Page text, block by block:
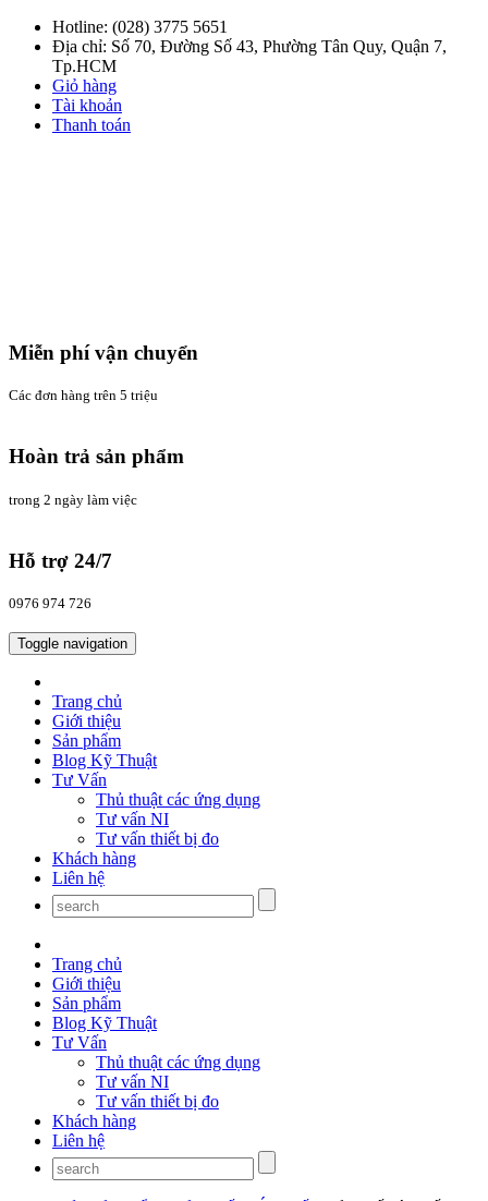
Hotline: (028) 3775 5651
Địa chỉ: Số 70, Đường Số 43, Phường Tân Quy, Quận 7,
Tp.HCM
Giỏ hàng
Tài khoản
Thanh toán
Miễn phí vận chuyển
Các đơn hàng trên 5 triệu
Hoàn trả sản phẩm
trong 2 ngày làm việc
Hỗ trợ 24/7
0976 974 726
Toggle navigation
Trang chủ
Giới thiệu
Sản phẩm
Blog Kỹ Thuật
Tư Vấn
Thủ thuật các ứng dụng
Tư vấn NI
Tư vấn thiết bị đo
Khách hàng
Liên hệ
Trang chủ
Giới thiệu
Sản phẩm
Blog Kỹ Thuật
Tư Vấn
Thủ thuật các ứng dụng
Tư vấn NI
Tư vấn thiết bị đo
Khách hàng
Liên hệ